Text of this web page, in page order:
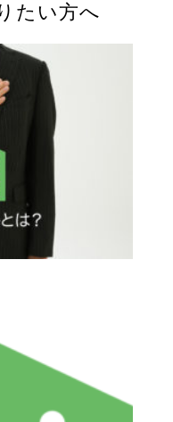
たい方へ